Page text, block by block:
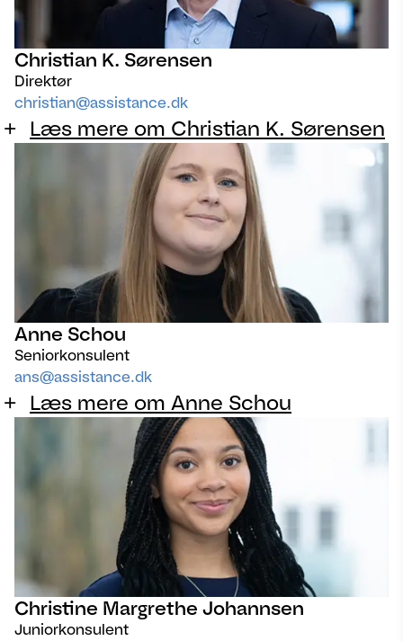
Christian K. Sørensen
Direktør
christian@assistance.dk
Læs mere om Christian K. Sørensen
Anne Schou
Seniorkonsulent
ans@assistance.dk
Læs mere om Anne Schou
Christine Margrethe Johannsen
Juniorkonsulent